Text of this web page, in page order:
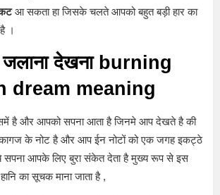
आ सकता हा जिसके चलते आपको बहुत बड़ी हार का
।
देखना burning
dream meaning
है और आपको सपना आता है जिनमे आप देखते है की
के नोट है और आप ईन नोटों को एक जगह इकट्ठे
सपना आपके लिए बुरा संकेत देता है मुख्य रूप से इस
का सूचक माना जाता है ,